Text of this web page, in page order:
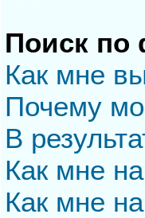
Поиск по
Как мне
Почему
В
Как мне
Как мне